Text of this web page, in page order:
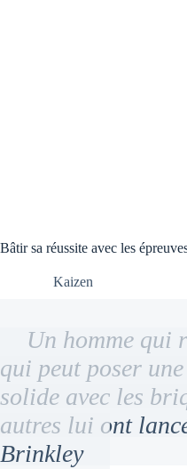
Bâtir sa réussite avec les
Kaizen
Un homme qui
qui peut poser
solide avec les
autres lui ont
Brinkley